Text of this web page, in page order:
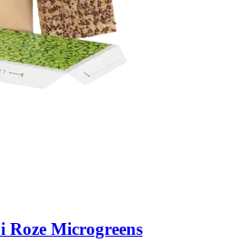
Roze Microgreens